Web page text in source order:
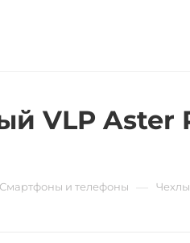
VLP Aster
Смартфоны и телефоны